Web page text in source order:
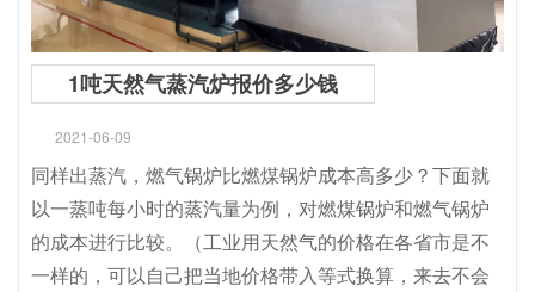
1吨天然气蒸汽炉报价多少钱
2021-06-09
同样出蒸汽，燃气锅炉比燃煤锅炉成本高多少？下面就
以一蒸吨每小时的蒸汽量为例，对燃煤锅炉和燃气锅炉
的成本进行比较。（工业用天然气的价格在各省市是不
一样的，可以自己把当地价格带入等式换算，来去不会